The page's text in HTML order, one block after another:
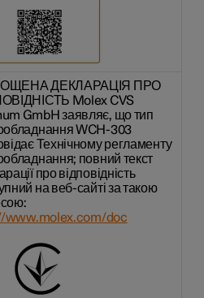
ДЕКЛАРАЦІЯ ПРО
Molex CVS
GmbH заявляє, що тип
WCH-303
Технічному регламенту
повний текст
про відповідність
на веб-сайті за такою
www.molex.com/doc